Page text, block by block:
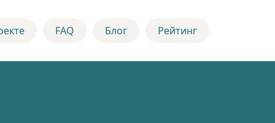
FAQ Блог Рейтинг